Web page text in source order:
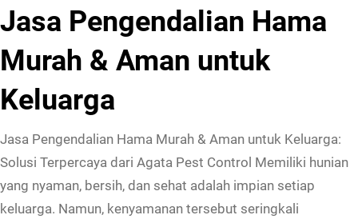
Jasa Pengendalian Hama
Murah & Aman untuk
Keluarga
Jasa Pengendalian Hama Murah & Aman untuk Keluarga:
Solusi Terpercaya dari Agata Pest Control Memiliki hunian
yang nyaman, bersih, dan sehat adalah impian setiap
keluarga. Namun, kenyamanan tersebut seringkali